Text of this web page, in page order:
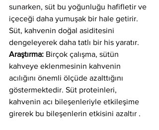
sunarken, süt bu yoğunluğu hafifletir ve
içeceği daha yumuşak bir hale getirir.
Süt, kahvenin doğal asiditesini
dengeleyerek daha tatlı bir his yaratır.
Araştırma: Birçok çalışma, sütün
kahveye eklenmesinin kahvenin
acılığını önemli ölçüde azalttığını
göstermektedir. Süt proteinleri,
kahvenin acı bileşenleriyle etkileşime
girerek bu bileşenlerin etkisini azaltır .